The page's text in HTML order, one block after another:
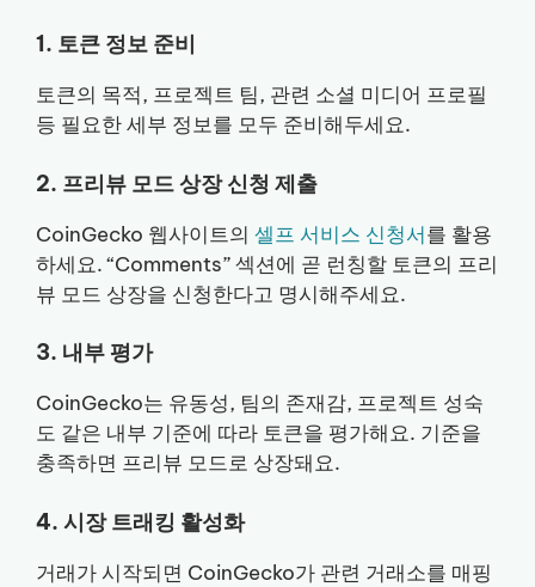
1. 토큰 정보 준비
토큰의 목적, 프로젝트 팀, 관련 소셜 미디어 프로필
등 필요한 세부 정보를 모두 준비해두세요.
2. 프리뷰 모드 상장 신청 제출
CoinGecko 웹사이트의 셀프 서비스 신청서를 활용
하세요. “Comments” 섹션에 곧 런칭할 토큰의 프리
뷰 모드 상장을 신청한다고 명시해주세요.
3. 내부 평가
CoinGecko는 유동성, 팀의 존재감, 프로젝트 성숙
도 같은 내부 기준에 따라 토큰을 평가해요. 기준을
충족하면 프리뷰 모드로 상장돼요.
4. 시장 트래킹 활성화
거래가 시작되면 CoinGecko가 관련 거래소를 매핑